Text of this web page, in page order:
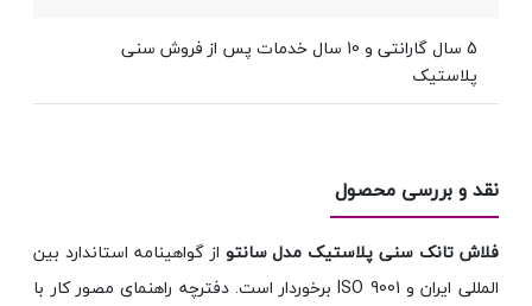
5 سال گارانتی و 10 سال خدمات پس از فروش سنی
پلاستیک
نقد و بررسی محصول
فلاش تانک سنی پلاستیک مدل سانتو از گواهینامه استاندارد بین
المللی ایران و ISO 9001 برخوردار است. دفترچه راهنمای مصور کار با